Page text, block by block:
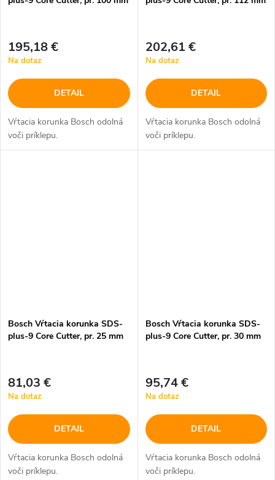
195,18 €
Na dotaz
DETAIL
Vŕtacia korunka Bosch odolná
voči príklepu.
202,61 €
Na dotaz
DETAIL
Vŕtacia korunka Bosch odolná
voči príklepu.
Bosch Vŕtacia korunka SDS-
plus-9 Core Cutter, pr. 25 mm
81,03 €
Na dotaz
DETAIL
Vŕtacia korunka Bosch odolná
voči príklepu.
Bosch Vŕtacia korunka SDS-
plus-9 Core Cutter, pr. 30 mm
95,74 €
Na dotaz
DETAIL
Vŕtacia korunka Bosch odolná
voči príklepu.